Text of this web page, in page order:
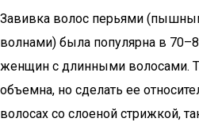
Завивка волос перьями
волнами) была популярна в
женщин с длинными волосами.
объемна, но сделать ее
волосах со слоеной стрижкой,